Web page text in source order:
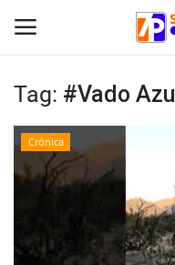
Inicio
Crónica
Tag: #Vado Azul
Crónica